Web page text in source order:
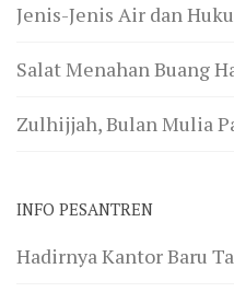
Jenis-Jenis Air dan
Salat Menahan Buang
Zulhijjah, Bulan Mulia
INFO PESANTREN
Hadirnya Kantor Baru